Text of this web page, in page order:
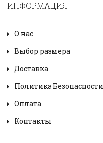
ИНФОРМАЦИЯ
О нас
Выбор размера
Доставка
Политика Безопасности
Оплата
Контакты